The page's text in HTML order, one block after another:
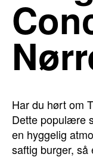
Har du hørt om
Dette populære
en hyggelig
saftig burger, så